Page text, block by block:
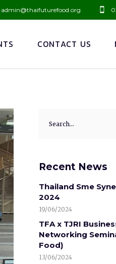
admin@thaifuturefood.org
CONTACT US
Recent News
Thailand Sme
2024
19/06/2024
TFA x TJRI
Networking
Food)
13/06/2024